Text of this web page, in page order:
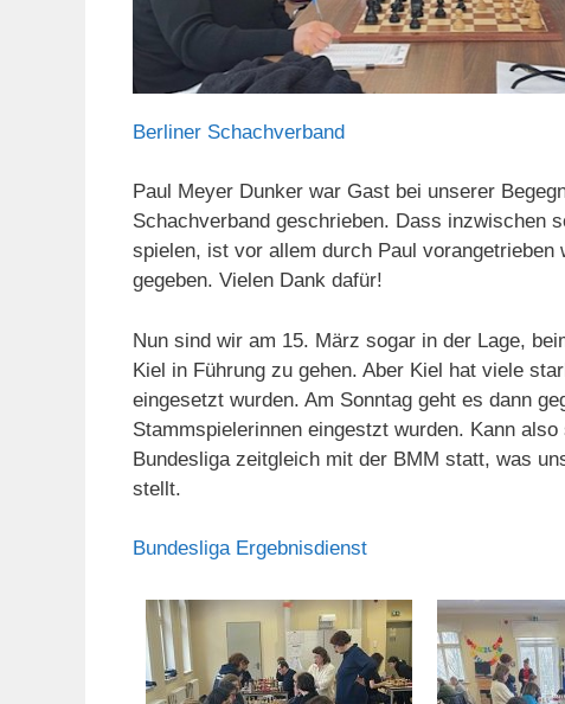
Berliner Schachverband
Paul Meyer Dunker war Gast bei unserer
Schachverband geschrieben. Dass inzwischen
spielen, ist vor allem durch Paul
gegeben. Vielen Dank dafür!
Nun sind wir am 15. März sogar in der Lage,
Kiel in Führung zu gehen. Aber Kiel hat viele
eingesetzt wurden. Am Sonntag geht es dann
Stammspielerinnen eingestzt wurden. Kann
Bundesliga zeitgleich mit der BMM statt, was
stellt.
Bundesliga Ergebnisdienst